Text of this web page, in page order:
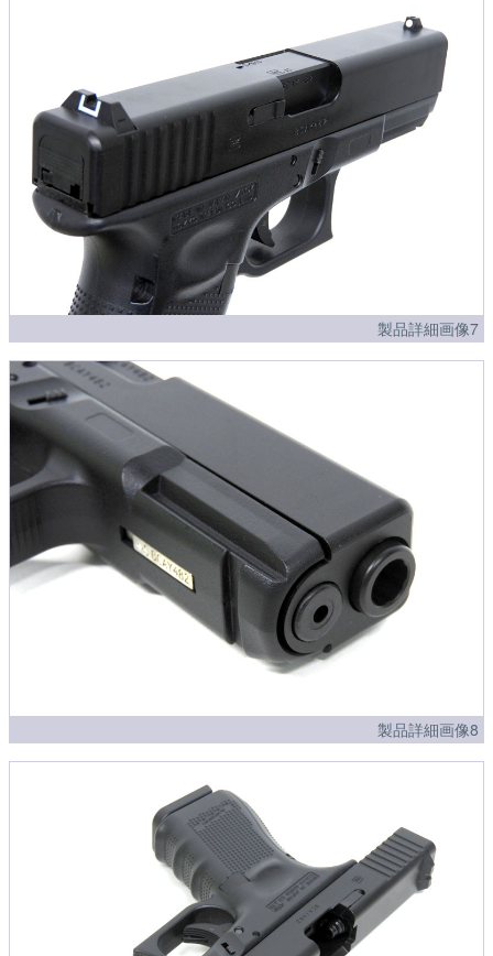
製品詳細画像7
製品詳細画像8